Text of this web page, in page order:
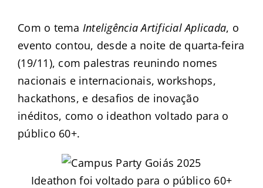
Com o tema Inteligência Artificial Aplicada, o
evento contou, desde a noite de quarta-feira
(19/11), com palestras reunindo nomes
nacionais e internacionais, workshops,
hackathons, e desafios de inovação
inéditos, como o ideathon voltado para o
público 60+.
Ideathon foi voltado para o público 60+